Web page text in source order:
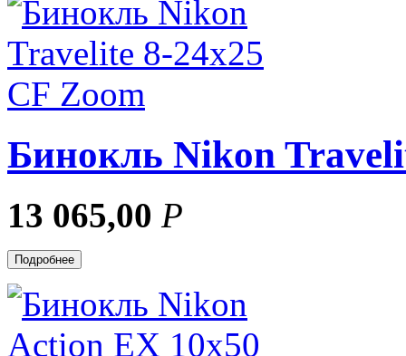
Бинокль Nikon
13 065,00 Р
Подробнее